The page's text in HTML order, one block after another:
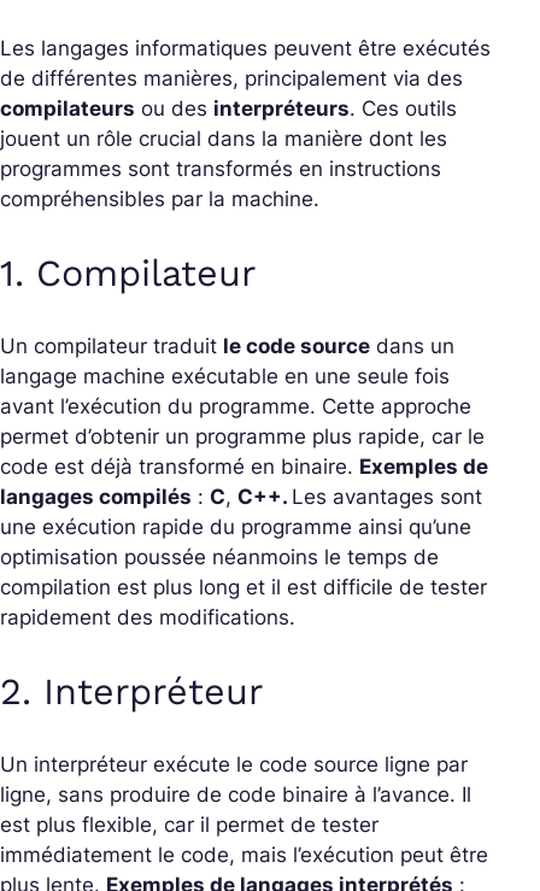
Les langages informatiques peuvent être exécutés
de différentes manières, principalement via des
compilateurs ou des interpréteurs. Ces outils
jouent un rôle crucial dans la manière dont les
programmes sont transformés en instructions
compréhensibles par la machine.
1. Compilateur
Un compilateur traduit le code source dans un
langage machine exécutable en une seule fois
avant l’exécution du programme. Cette approche
permet d’obtenir un programme plus rapide, car le
code est déjà transformé en binaire. Exemples de
langages compilés : C, C++. Les avantages sont
une exécution rapide du programme ainsi qu’une
optimisation poussée néanmoins le temps de
compilation est plus long et il est difficile de tester
rapidement des modifications.
2. Interpréteur
Un interpréteur exécute le code source ligne par
ligne, sans produire de code binaire à l’avance. Il
est plus flexible, car il permet de tester
immédiatement le code, mais l’exécution peut être
plus lente. Exemples de langages interprétés :